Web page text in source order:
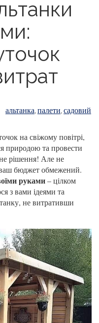
альтанка,палети,садовий
на свіжому повітрі,
природою та провести
рішення! Але не
бюджет обмежений.
руками– цілком
з вами ідеями та
не витративши